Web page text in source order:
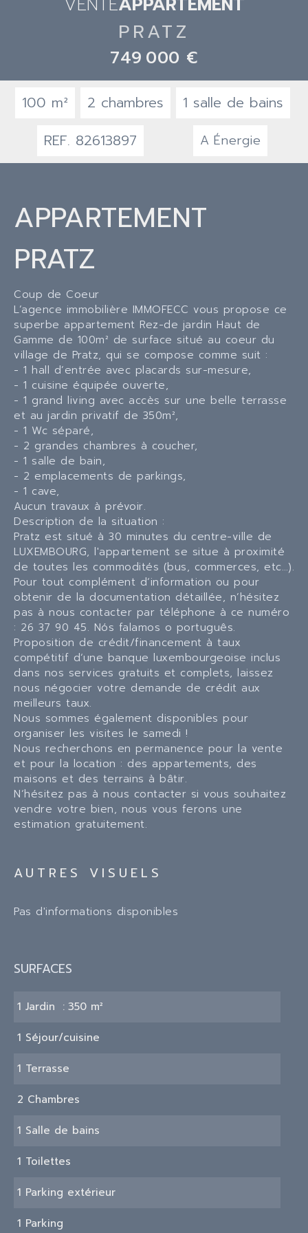
PRATZ
749 000 €
100 m² 2 chambres
1 salle de bains
REF. 82613897
A Énergie
APPARTEMENT
PRATZ
Coup de Coeur
L’agence immobilière IMMOFECC vous propose ce
superbe appartement Rez-de jardin Haut de
Gamme de 100m² de surface situé au coeur du
village de Pratz, qui se compose comme suit :
- 1 hall d’entrée avec placards sur-mesure,
- 1 cuisine équipée ouverte,
- 1 grand living avec accès sur une belle terrasse
et au jardin privatif de 350m²,
- 1 Wc séparé,
- 2 grandes chambres à coucher,
- 1 salle de bain,
- 2 emplacements de parkings,
- 1 cave,
Aucun travaux à prévoir.
Description de la situation :
Pratz est situé à 30 minutes du centre-ville de
LUXEMBOURG, l'appartement se situe à proximité
de toutes les commodités (bus, commerces, etc…).
Pour tout complément d‘information ou pour
obtenir de la documentation détaillée, n’hésitez
pas à nous contacter par téléphone à ce numéro
: 26 37 90 45. Nós falamos o português.
Proposition de crédit/financement à taux
compétitif d‘une banque luxembourgeoise inclus
dans nos services gratuits et complets, laissez
nous négocier votre demande de crédit aux
meilleurs taux.
Nous sommes également disponibles pour
organiser les visites le samedi !
Nous recherchons en permanence pour la vente
et pour la location : des appartements, des
maisons et des terrains à bâtir.
N‘hésitez pas à nous contacter si vous souhaitez
vendre votre bien, nous vous ferons une
estimation gratuitement.
AUTRES VISUELS
Pas d'informations disponibles
SURFACES
1 Jardin 350 m²
1 Séjour/cuisine
1 Terrasse
2 Chambres
1 Salle de bains
1 Toilettes
1 Parking extérieur
1 Parking